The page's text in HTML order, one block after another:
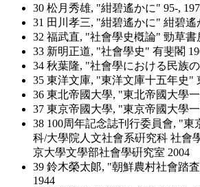
30 松月秀雄, "紺碧遙かに" 95-,
31 田川孝三, "紺碧遙かに" 紺碧遙
32 福武直, "社會學史槪論" 勁草書
33 新明正道, "社會學史" 有斐閣
34 秋葉隆, "社會學における民族
35 東洋文庫, "東洋文庫十五年史"
36 東北帝國大學, "東北帝國大學
37 東京帝國大學, "東京帝國大學
38 100周年記念誌刊行委員會, "東
科/大學院人文社會系硏究科 社會
京大學文學部社會學硏究室 2004
39 鈴木榮太郞, "朝鮮農村社會踏
1944